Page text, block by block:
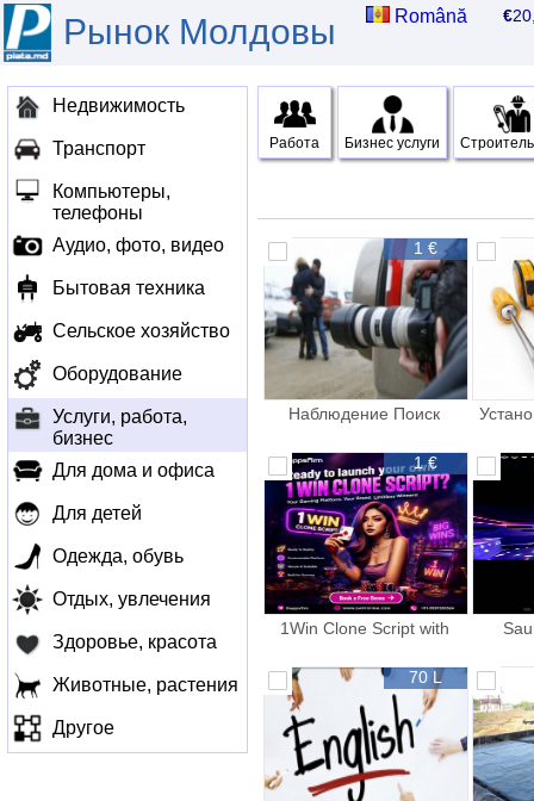
Рынок Молдовы Română €
Недвижимость
Транспорт
Компьютеры,
телефоны
Аудио, фото, видео
Бытовая техника
Сельское хозяйство
Оборудование
Услуги, работа,
бизнес
Для дома и офиса
Для детей
Одежда, обувь
Отдых, увлечения
Здоровье, красота
Животные, растения
Другое
Работа Бизнес услуги
1 €
Наблюдение Поиск
1 €
1Win Clone Script with
Casino
70 L